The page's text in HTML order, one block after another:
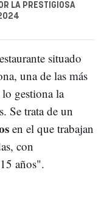
LA PRESTIGIOSA
situado
una de las más
gestiona la
Se trata de un
en el que trabajan
con
años".